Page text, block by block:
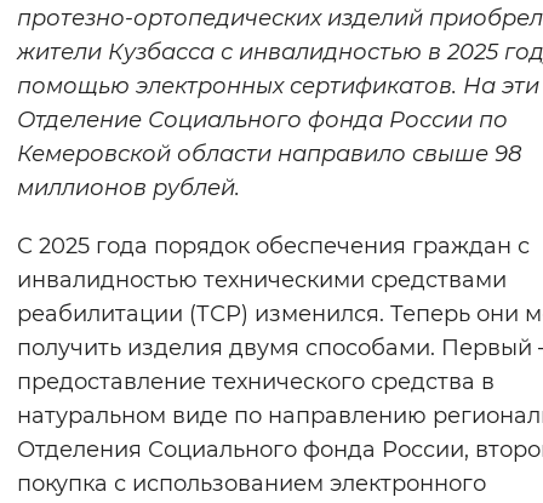
Цвет сайта
Инверсивный
Синий фон
Включены Выключены
Звуковой ассистент
Воспроизвести Остановить
Вернуть стандартные настройки
протезно-ортопедических изделий
жители Кузбасса с инвалидностью в 2025
помощью электронных сертификатов. На
Отделение Социального фонда России по
Кемеровской области направило свыше 98
миллионов рублей.
С 2025 года порядок обеспечения граждан с
инвалидностью техническими средствами
реабилитации (ТСР) изменился. Теперь они
получить изделия двумя способами. Первый
предоставление технического средства в
натуральном виде по направлению
Отделения Социального фонда России,
покупка с использованием электронного